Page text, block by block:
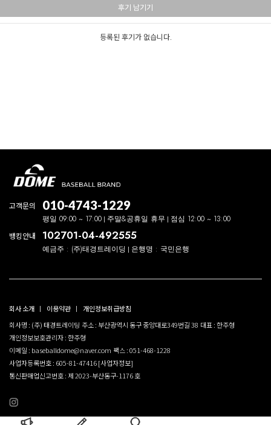
후기 남기기
등록된 후기가 없습니다.
고객문의 010-4743-1229
평일 09:00 ~ 17:00 주말&공휴일 휴무 점심 12:00 ~ 13:00
뱅킹안내 102701-04-492555
예금주 : (주)태경트레이딩 은행명 : 국민은행
회사 소개 이용약관
개인정보취급방침
회사명 : (주) 태경트레이딩 주소 : 부산광역시 동구 중앙대로349번길 38 대표 : 한주형
개인정보보호관리자 : 한주형
이메일 : baseballdome@naver.com 팩스 : 051-468-1228
사업자등록번호 : 605-81-47416[사업자정보]
통신판매업신고번호 : 제 2023-부산동구-1176 호